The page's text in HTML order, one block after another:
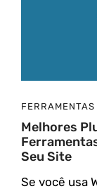
FERRAMENTAS
Melhores
Seu Site
Se você usa